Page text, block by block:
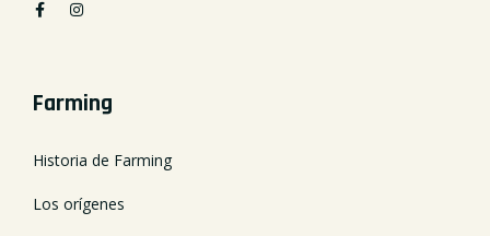
Farming
Historia de Farming
Los orígenes